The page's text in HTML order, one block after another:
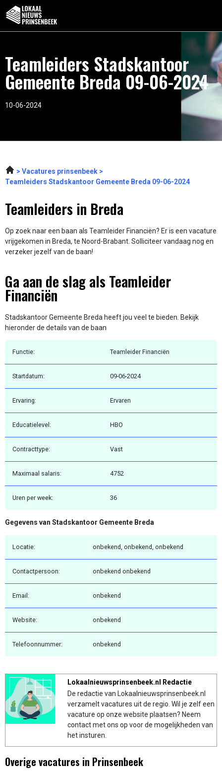
Teamleiders Stadskantoor
Gemeente Breda 09-06-2024
10-06-2024
Vacatures prinsenbeek
Teamleiders Stadskantoor Gemeente Breda 09-06-2024
Teamleiders in Breda
Op zoek naar een baan als Teamleider Financiën? Er is een vacature
vrijgekomen in Breda, te Noord-Brabant. Solliciteer vandaag nog en
verzeker jezelf van de baan!
Ga aan de slag als Teamleider
Financiën
Stadskantoor Gemeente Breda heeft jou veel te bieden. Bekijk
hieronder de details van de baan
Functie: Teamleider Financiën
Startdatum: 09-06-2024
Ervaring: Ervaren
Educatielevel: HBO
Contracttype: Vast
Maximaal salaris: 4752
Uren per week: 36
Gegevens van Stadskantoor Gemeente Breda
Locatie: onbekend, onbekend, onbekend
Contactpersoon: onbekend onbekend
Email: onbekend
Website: onbekend
Telefoonnummer: onbekend
Lokaalnieuwsprinsenbeek.nl Redactie
De redactie van Lokaalnieuwsprinsenbeek.nl
verzamelt vacatures uit de regio. Wil je zelf een
vacature op onze website plaatsen? Neem
contact met ons op voor de mogelijkheden van
het insturen.
Overige vacatures in Prinsenbeek